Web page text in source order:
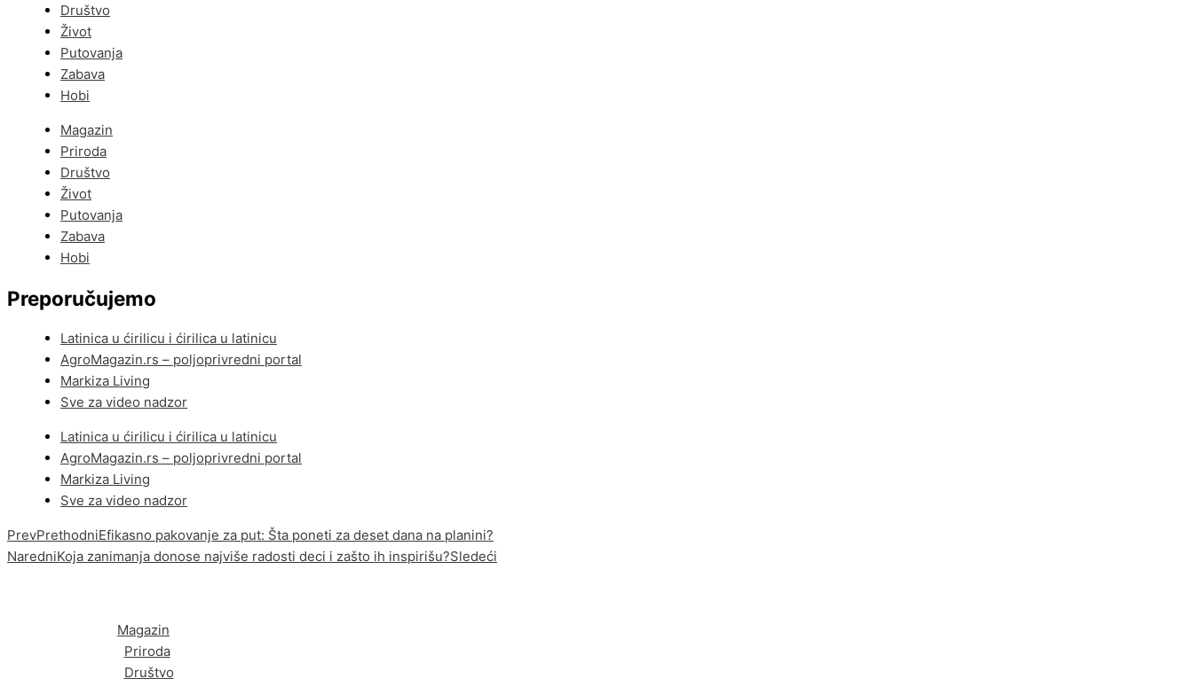
Društvo
Život
Putovanja
Zabava
Hobi
Magazin
Priroda
Društvo
Život
Putovanja
Zabava
Hobi
Preporučujemo
Latinica u ćirilicu i ćirilica u latinicu
AgroMagazin.rs – poljoprivredni portal
Markiza Living
Sve za video nadzor
Latinica u ćirilicu i ćirilica u latinicu
AgroMagazin.rs – poljoprivredni portal
Markiza Living
Sve za video nadzor
PrevPrethodniEfikasno pakovanje za put: Šta poneti za deset dana na planini?
NaredniKoja zanimanja donose najviše radosti deci i zašto ih inspirišu?Sledeći
Magazin
Priroda
Društvo